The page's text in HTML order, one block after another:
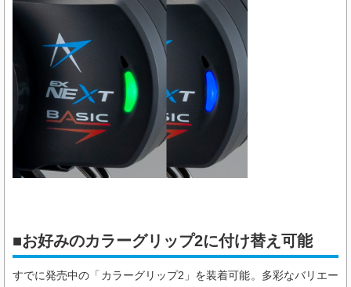
■お好みのカラーグリップ2に付け替え可能
すでに発売中の「カラーグリップ2」を装着可能。多彩なバリエー